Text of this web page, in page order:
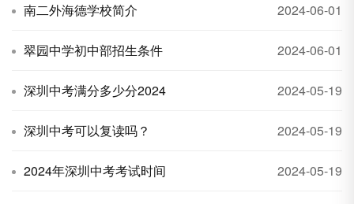
南二外海德学校简介 2024-06-01
翠园中学初中部招生条件 2024-06-01
深圳中考满分多少分2024 2024-05-19
深圳中考可以复读吗？ 2024-05-19
2024年深圳中考考试时间 2024-05-19